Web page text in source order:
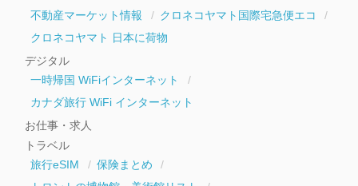
不動産マーケット情報
クロネコヤマト国際宅急便エコ
クロネコヤマト 日本に荷物
デジタル
一時帰国 WiFiインターネット
カナダ旅行 WiFi インターネット
お仕事・求人
トラベル
旅行eSIM
保険まとめ